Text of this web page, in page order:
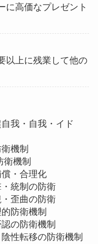
に高価なプレゼント
以上に残業して他の
我・自我・イド
機制
機制
・合理化
統制の防衛
歪曲の防衛
防衛機制
の防衛機制
性転移の防衛機制